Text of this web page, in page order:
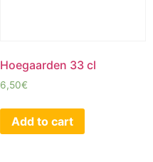
Hoegaarden 33 cl
6,50€
Add to cart